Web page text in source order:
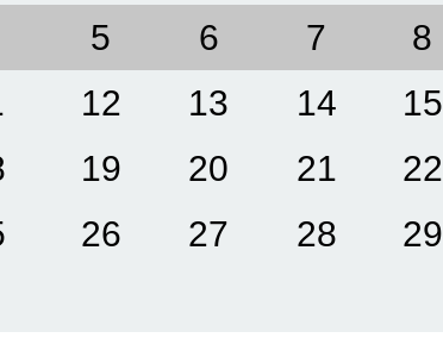
5 6 7 8
12 13 14 15
19 20 21 22
26 27 28 29